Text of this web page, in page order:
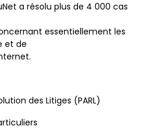
a résolu plus de 4 000 cas
essentiellement les
et de
des Litiges (PARL)